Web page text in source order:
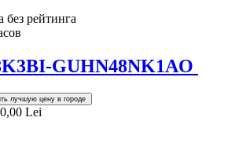
рейтинга
GUHN48NK1AO
лучшую цену в городе
Lei